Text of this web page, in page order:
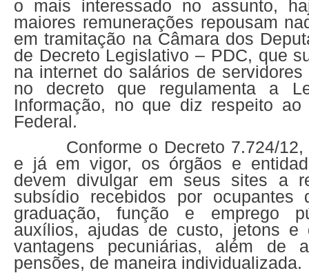
o mais interessado no assunto,
maiores remunerações repousam
em tramitação na Câmara dos
de Decreto Legislativo – PDC, que
na internet do salários de
no decreto que regulamenta a
Informação, no que diz respeito ao
Federal.
Conforme o Decreto 7.724/
e já em vigor, os órgãos e
devem divulgar em seus sites a
subsídio recebidos por ocupantes
graduação, função e emprego
auxílios, ajudas de custo, jetons e
vantagens pecuniárias, além de
pensões, de maneira individualizada.